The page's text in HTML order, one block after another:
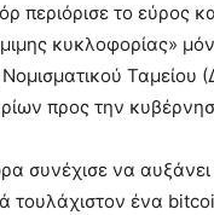
περιόρισε το εύρος
κυκλοφορίας»
Ταμείου
προς την
συνέχισε να αυξάνει
τουλάχιστον ένα